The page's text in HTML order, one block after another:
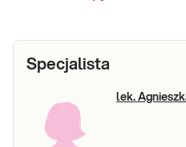
Specjalista
lek.